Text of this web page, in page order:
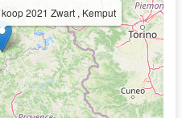
2021 Zwart , Kemput